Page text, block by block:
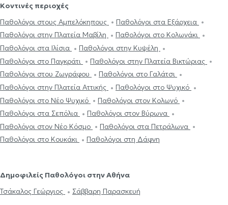
Κοντινές περιοχές
Παθολόγοι στους Αμπελόκηπους
Παθολόγοι στα Εξάρχεια
Παθολόγοι στην Πλατεία Μαβίλη
Παθολόγοι στο Κολωνάκι
Παθολόγοι στα Ιλίσια
Παθολόγοι στην Κυψέλη
Παθολόγοι στο Παγκράτι
Παθολόγοι στην Πλατεία Βικτώριας
Παθολόγοι στου Ζωγράφου
Παθολόγοι στο Γαλάτσι
Παθολόγοι στην Πλατεία Αττικής
Παθολόγοι στο Ψυχικό
Παθολόγοι στο Νέο Ψυχικό
Παθολόγοι στον Κολωνό
Παθολόγοι στα Σεπόλια
Παθολόγοι στον Βύρωνα
Παθολόγοι στον Νέο Κόσμο
Παθολόγοι στα Πετράλωνα
Παθολόγοι στο Κουκάκι
Παθολόγοι στη Δάφνη
Δημοφιλείς Παθολόγοι στην Αθήνα
Τσάκαλος Γεώργιος
Σάββαρη Παρασκευή